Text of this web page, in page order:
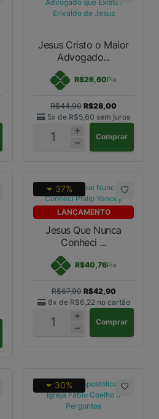
Jesus Cristo o Maior
Advogado...
R$26,60Pix
R$44,90 R$28,00
5x de R$5,60 sem juros
Comprar
LANÇAMENTO
37%
Jesus Que Nunca
Conheci ...
R$40,76Pix
R$67,90 R$42,90
8x de R$6,22 no cartão
Comprar
30%